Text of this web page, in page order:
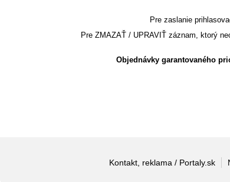
Pre zaslanie
Pre ZMAZAŤ / UPRAVIŤ záznam, ktorý
Objednávky garantovaného
Kontakt, reklama / Portaly.sk